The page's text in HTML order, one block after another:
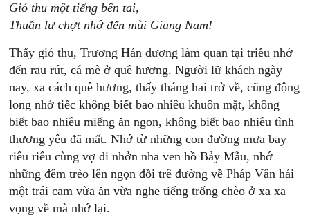
Gió thu một tiếng bên tai,
Thuần lư chợt nhớ đến mùi Giang Nam!
Thấy gió thu, Trương Hán đương làm quan tại triều nhớ
đến rau rút, cá mè ở quê hương. Người lữ khách ngày
nay, xa cách quê hương, thấy tháng hai trở về, cũng động
long nhớ tiếc không biết bao nhiêu khuôn mặt, không
biết bao nhiêu miếng ăn ngon, không biết bao nhiêu tình
thương yêu đã mất. Nhớ từ những con đường mưa bay
riêu riêu cùng vợ đi nhởn nha ven hồ Bảy Mẫu, nhớ
những đêm trèo lên ngọn đồi trê đường về Pháp Vân hái
một trái cam vừa ăn vừa nghe tiếng trống chèo ở xa xa
vọng về mà nhớ lại.